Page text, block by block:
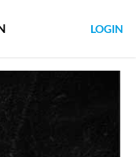
LOGIN